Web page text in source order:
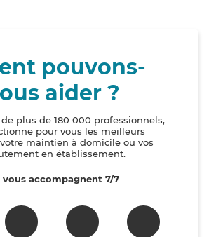
pouvons-
aider ?
plus de 180 000 professionnels,
pour vous les meilleurs
maintien à domicile ou vos
en établissement.
vous accompagnent 7/7